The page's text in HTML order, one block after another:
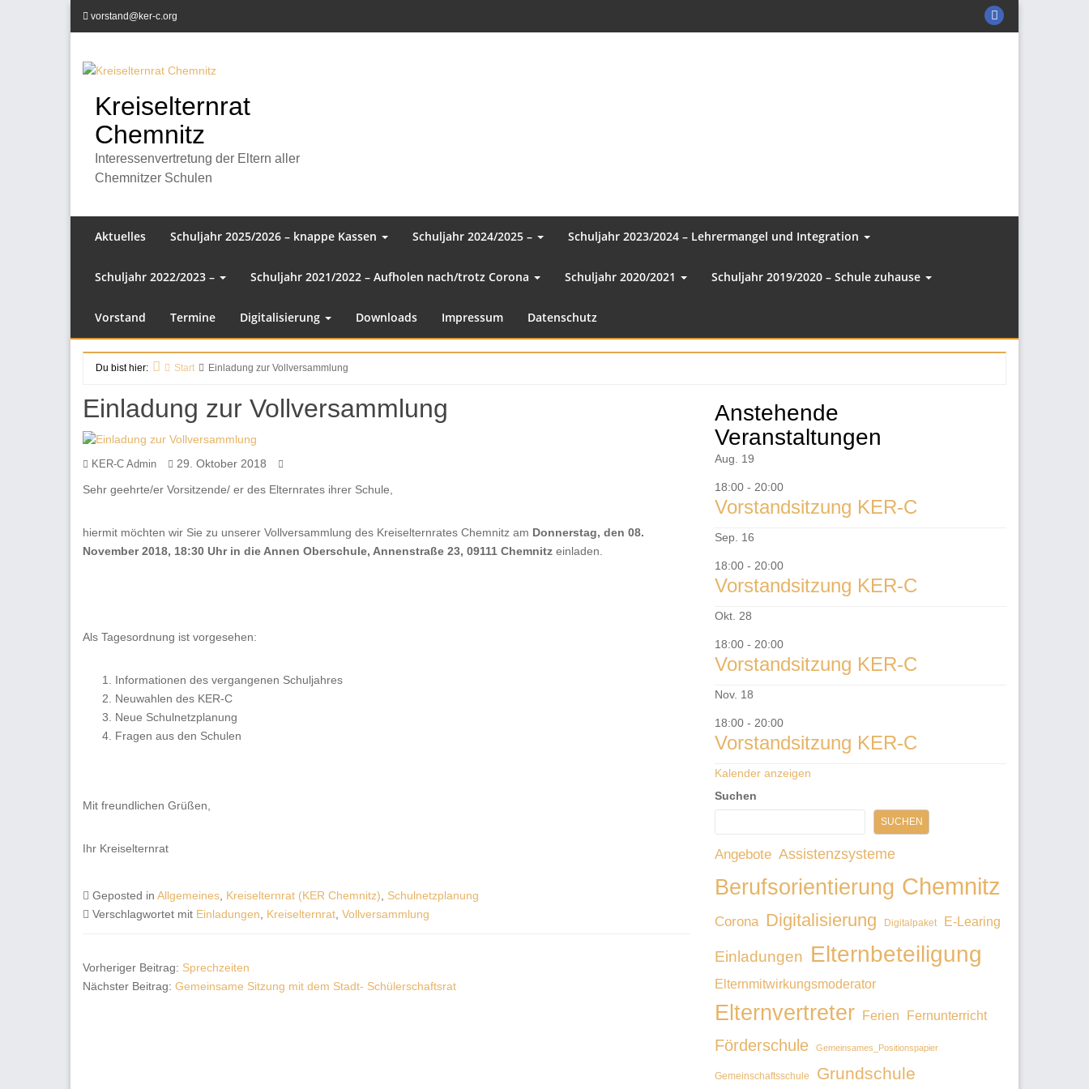
vorstand@ker-c.org
KER-
C
Kreiselternrat
Chemnitz
Interessenvertretung der Eltern aller
Chemnitzer Schulen
Aktuelles Schuljahr 2025/2026 – knappe Kassen Schuljahr 2024/2025 – Schuljahr 2023/2024 – Lehrermangel und Integration
Schuljahr 2022/2023 – Schuljahr 2021/2022 – Aufholen nach/trotz Corona Schuljahr 2020/2021 Schuljahr 2019/2020 – Schule zuhause
Vorstand Termine Digitalisierung Downloads Impressum Datenschutz
Du bist hier: Start Einladung zur Vollversammlung
Einladung zur Vollversammlung
KER-C Admin
29. Oktober 2018
Sehr geehrte/er Vorsitzende/ er des Elternrates ihrer Schule,
hiermit möchten wir Sie zu unserer Vollversammlung des Kreiselternrates Chemnitz am Donnerstag, den 08.
November 2018, 18:30 Uhr in die Annen Oberschule, Annenstraße 23, 09111 Chemnitz einladen.
Als Tagesordnung ist vorgesehen:
Informationen des vergangenen Schuljahres
Neuwahlen des KER-C
Neue Schulnetzplanung
Fragen aus den Schulen
Mit freundlichen Grüßen,
Ihr Kreiselternrat
Geposted in Allgemeines Kreiselternrat (KER Chemnitz)
Schulnetzplanung
Verschlagwortet mit Einladungen Kreiselternrat Vollversammlung
Vorheriger Beitrag: Sprechzeiten
Nächster Beitrag: Gemeinsame Sitzung mit dem Stadt- Schülerschaftsrat
Untergeordnet
Seitenleiste
Anstehende
Veranstaltungen
Aug. 19
18:00 - 20:00
Vorstandsitzung KER-C
Sep. 16
18:00 - 20:00
Vorstandsitzung KER-C
Okt. 28
18:00 - 20:00
Vorstandsitzung KER-C
Nov. 18
18:00 - 20:00
Vorstandsitzung KER-C
Kalender anzeigen
Suchen
SUCHEN
Angebote Assistenzsysteme
Berufsorientierung Chemnitz
Corona Digitalisierung Digitalpaket E-Learing
Einladungen Elternbeteiligung
Elternmitwirkungsmoderator
Elternvertreter Ferien Fernunterricht
Förderschule Gemeinsames_Positionspapier
Gemeinschaftsschule Grundschule